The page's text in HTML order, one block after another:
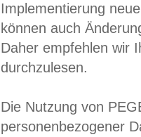
Implementierung
können auch
Daher empfehlen wir
durchzulesen.
Die Nutzung von
personenbezogener